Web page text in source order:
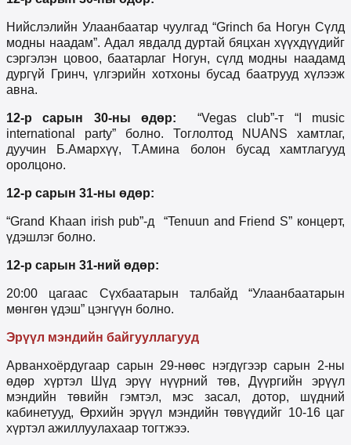
Нийслэлийн Улаанбаатар чуулгад “Grinch ба Ногун Сүлд
модны наадам”. Адал явдалд дуртай бяцхан хүүхдүүдийг
сэргэлэн цовоо, баатарлаг Ногун, сүлд модны наадамд
дургүй Гринч, үлгэрийн хотхоны бусад баатрууд хүлээж
авна.
12-р сарын 30-ны өдөр:
“Vegas club”-т “I music
international party” болно. Тоглолтод NUANS хамтлаг,
дуучин Б.Амархүү, Т.Амина болон бусад хамтлагууд
оролцоно.
12-р сарын 31-ны өдөр:
“Grand Khaan irish pub”-д “Tenuun and Friend S” концерт,
үдэшлэг болно.
12-р сарын 31-ний өдөр:
20:00 цагаас Сүхбаатарын талбайд “Улаанбаатарын
мөнгөн үдэш” цэнгүүн болно.
Эрүүл мэндийн байгууллагууд
Арванхоёрдугаар сарын 29-нөөс нэгдүгээр сарын 2-ны
өдөр хүртэл Шүд эрүү нүүрний төв, Дүүргийн эрүүл
мэндийн төвийн гэмтэл, мэс засал, дотор, шүдний
кабинетууд, Өрхийн эрүүл мэндийн төвүүдийг 10-16 цаг
хүртэл ажиллуулахаар тогтжээ.